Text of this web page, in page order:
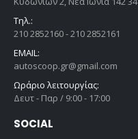
Τηλ.:
210 2852160 - 210 2852161
EMAIL:
autoscoop.gr@gmail.com
Ωράριο λειτουργίας:
Δευτ - Παρ / 9:00 - 17:00
SOCIAL